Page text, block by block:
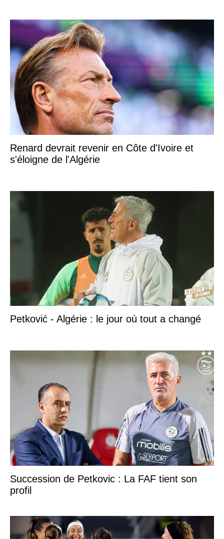
Renard devrait revenir en Côte d'Ivoire et
s'éloigne de l'Algérie
Petković - Algérie : le jour où tout a changé
Succession de Petkovic : La FAF tient son
profil